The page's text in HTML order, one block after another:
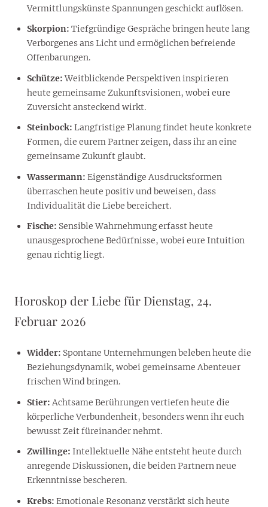
Vermittlungskünste Spannungen geschickt auflösen.
Skorpion: Tiefgründige Gespräche bringen heute lang
Verborgenes ans Licht und ermöglichen befreiende
Offenbarungen.
Schütze:Weitblickende Perspektiven inspirieren
heute gemeinsame Zukunftsvisionen, wobei eure
Zuversicht ansteckend wirkt.
Steinbock: Langfristige Planung findet heute konkrete
Formen, die eurem Partner zeigen, dass ihr an eine
gemeinsame Zukunft glaubt.
Wassermann: Eigenständige Ausdrucksformen
überraschen heute positiv und beweisen, dass
Individualität die Liebe bereichert.
Fische: Sensible Wahrnehmung erfasst heute
unausgesprochene Bedürfnisse, wobei eure Intuition
genau richtig liegt.
Horoskop der Liebe für Dienstag, 24.
Februar 2026
Widder: Spontane Unternehmungen beleben heute die
Beziehungsdynamik, wobei gemeinsame Abenteuer
frischen Wind bringen.
Stier: Achtsame Berührungen vertiefen heute die
körperliche Verbundenheit, besonders wenn ihr euch
bewusst Zeit füreinander nehmt.
Zwillinge: Intellektuelle Nähe entsteht heute durch
anregende Diskussionen, die beiden Partnern neue
Erkenntnisse bescheren.
Krebs: Emotionale Resonanz verstärkt sich heute